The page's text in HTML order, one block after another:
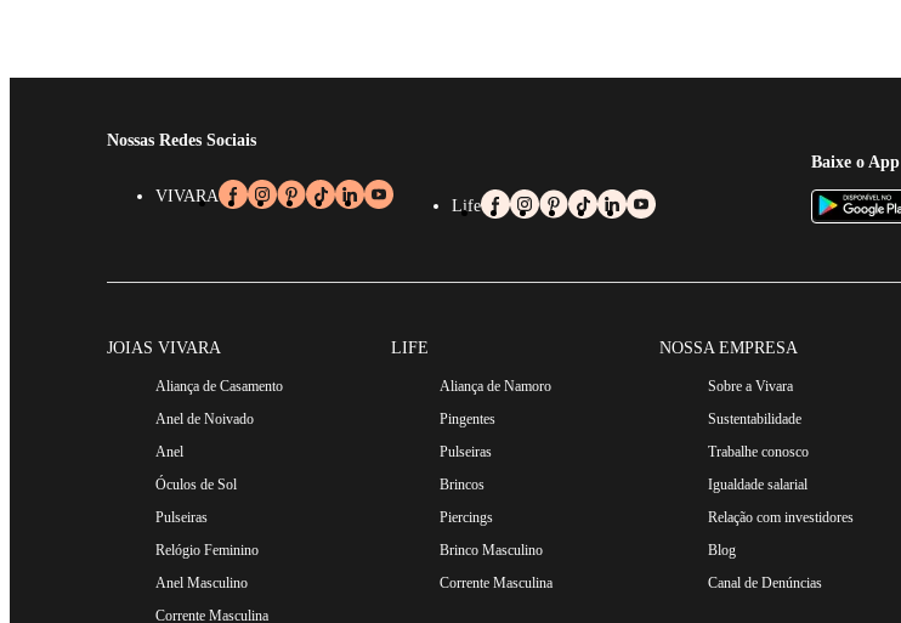
Nossas Redes Sociais
VIVARA
Life
Baixe o App
JOIAS VIVARA
Aliança de Casamento
Anel de Noivado
Anel
Óculos de Sol
Pulseiras
Relógio Feminino
Anel Masculino
Corrente Masculina
LIFE
Aliança de Namoro
Pingentes
Pulseiras
Brincos
Piercings
Brinco Masculino
Corrente Masculina
NOSSA EMPRESA
Sobre a Vivara
Sustentabilidade
Trabalhe conosco
Igualdade salarial
Relação com investidores
Blog
Canal de Denúncias